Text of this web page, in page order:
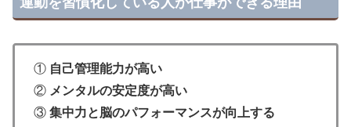
① 自己管理能力が高い
② メンタルの安定度が高い
③ 集中力と脳のパフォーマンスが向上する